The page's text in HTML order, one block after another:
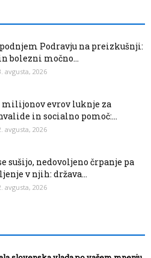
Podravju na preizkušnji:
bolezni močno...
avgusta, 2026
milijonov evrov luknje za
in socialno pomoč:...
avgusta, 2026
sušijo, nedovoljeno črpanje pa
v njih: država...
avgusta, 2026